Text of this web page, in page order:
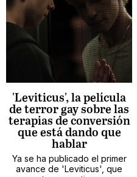
'Leviticus', la película
de terror gay sobre las
terapias de conversión
que está dando que
hablar
Ya se ha publicado el primer
avance de 'Leviticus', que